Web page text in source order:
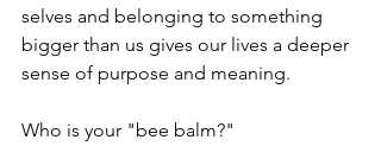
selves and belonging to something
bigger than us gives our lives a deeper
sense of purpose and meaning.
Who is your "bee balm?"